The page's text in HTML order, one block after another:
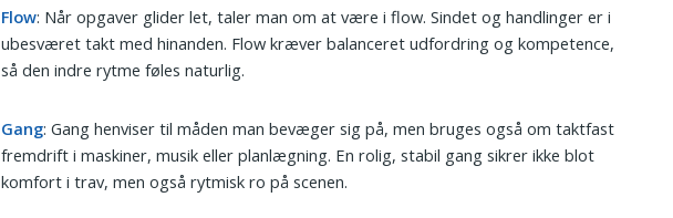
Flow: Når opgaver glider let, taler man om at være i flow. Sindet og handlinger er i
ubesværet takt med hinanden. Flow kræver balanceret udfordring og kompetence,
så den indre rytme føles naturlig.
Gang: Gang henviser til måden man bevæger sig på, men bruges også om taktfast
fremdrift i maskiner, musik eller planlægning. En rolig, stabil gang sikrer ikke blot
komfort i trav, men også rytmisk ro på scenen.